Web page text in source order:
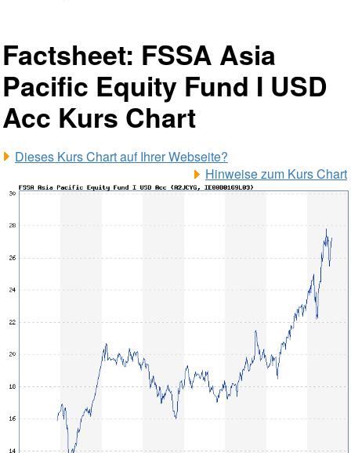
Factsheet: FSSA Asia
Pacific Equity Fund I USD
Acc Kurs Chart
Dieses Kurs Chart auf Ihrer Webseite?
Hinweise zum Kurs Chart